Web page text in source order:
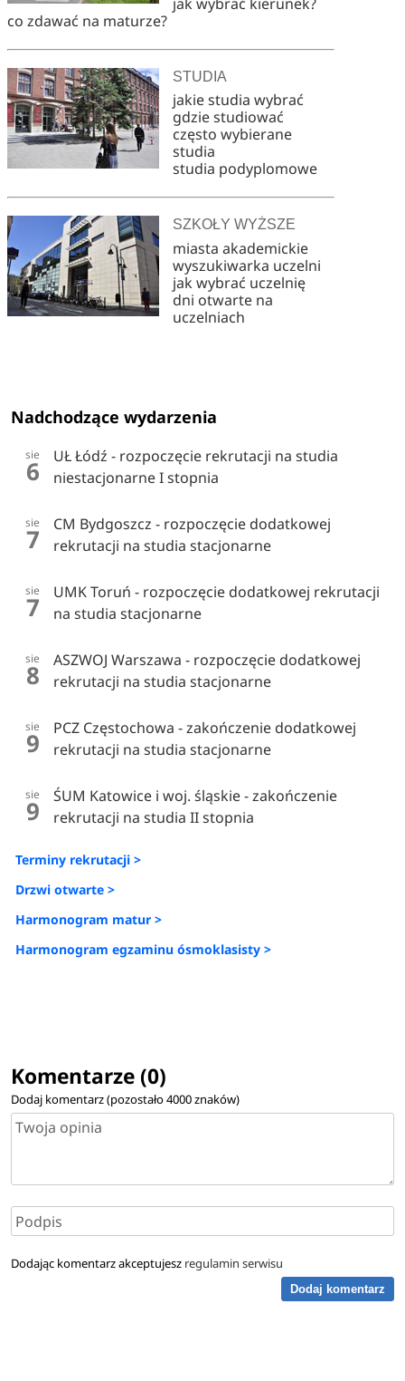
co zdawać na maturze?
STUDIA
jakie studia wybrać
gdzie studiować
często wybierane
studia
studia podyplomowe
SZKOŁY WYŻSZE
miasta akademickie
wyszukiwarka uczelni
jak wybrać uczelnię
dni otwarte na
uczelniach
Nadchodzące wydarzenia
sie
6
UŁ Łódź - rozpoczęcie rekrutacji na studia
niestacjonarne I stopnia
sie
7
CM Bydgoszcz - rozpoczęcie dodatkowej
rekrutacji na studia stacjonarne
sie
7
UMK Toruń - rozpoczęcie dodatkowej rekrutacji
na studia stacjonarne
sie
8
ASZWOJ Warszawa - rozpoczęcie dodatkowej
rekrutacji na studia stacjonarne
sie
9
PCZ Częstochowa - zakończenie dodatkowej
rekrutacji na studia stacjonarne
sie
9
ŚUM Katowice i woj. śląskie - zakończenie
rekrutacji na studia II stopnia
Terminy rekrutacji >
Drzwi otwarte >
Harmonogram matur >
Harmonogram egzaminu ósmoklasisty >
Komentarze (0)
Dodaj komentarz (pozostało4000znaków)
Dodając komentarz akceptujesz regulamin serwisu
Dodaj komentarz